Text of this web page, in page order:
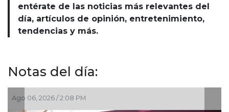
entérate de las noticias más relevantes del
día, artículos de opinión, entretenimiento,
tendencias y más.
Notas del día:
2026 / 2:08 PM